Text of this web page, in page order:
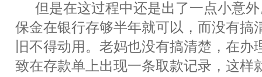
但是在这过程中还是出了一点小意外
保金在银行存够半年就可以，而没有搞
旧不得动用。老妈也没有搞清楚，在
致在存款单上出现一条取款记录，这样